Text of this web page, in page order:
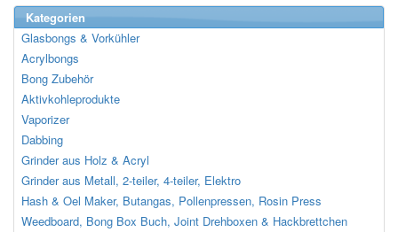
Kategorien
Glasbongs & Vorkühler
Acrylbongs
Bong Zubehör
Aktivkohleprodukte
Vaporizer
Dabbing
Grinder aus Holz & Acryl
Grinder aus Metall, 2-teiler, 4-teiler, Elektro
Hash & Oel Maker, Butangas, Pollenpressen, Rosin Press
Weedboard, Bong Box Buch, Joint Drehboxen & Hackbrettchen